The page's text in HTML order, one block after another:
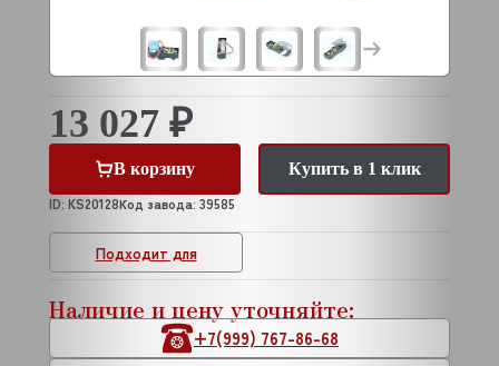
Подходит для
13 027 ₽
В корзину
Купить в 1 клик
ID: KS20128Код завода: 39585
Наличие и цену уточняйте:
+7(999) 767-86-68